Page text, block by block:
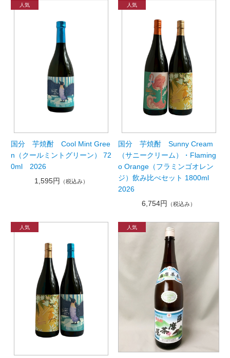
国分 芋焼酎 Cool Mint Gree
n（クールミントグリーン） 72
0ml 2026
1,595円
（税込み）
国分 芋焼酎 Sunny Cream
（サニークリーム）・Flaming
o Orange（フラミンゴオレン
ジ）飲み比べセット 1800ml
2026
6,754円
（税込み）